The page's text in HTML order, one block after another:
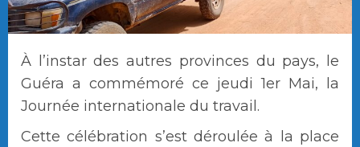
À l’instar des autres provinces du pays, le
Guéra a commémoré ce jeudi 1er Mai, la
Journée internationale du travail.
Cette célébration s’est déroulée à la place